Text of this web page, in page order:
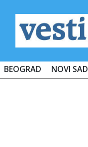
BEOGRAD NOVI SAD